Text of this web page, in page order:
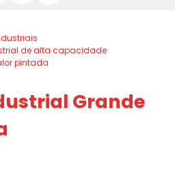
de alta capacidade
pintada
Grande